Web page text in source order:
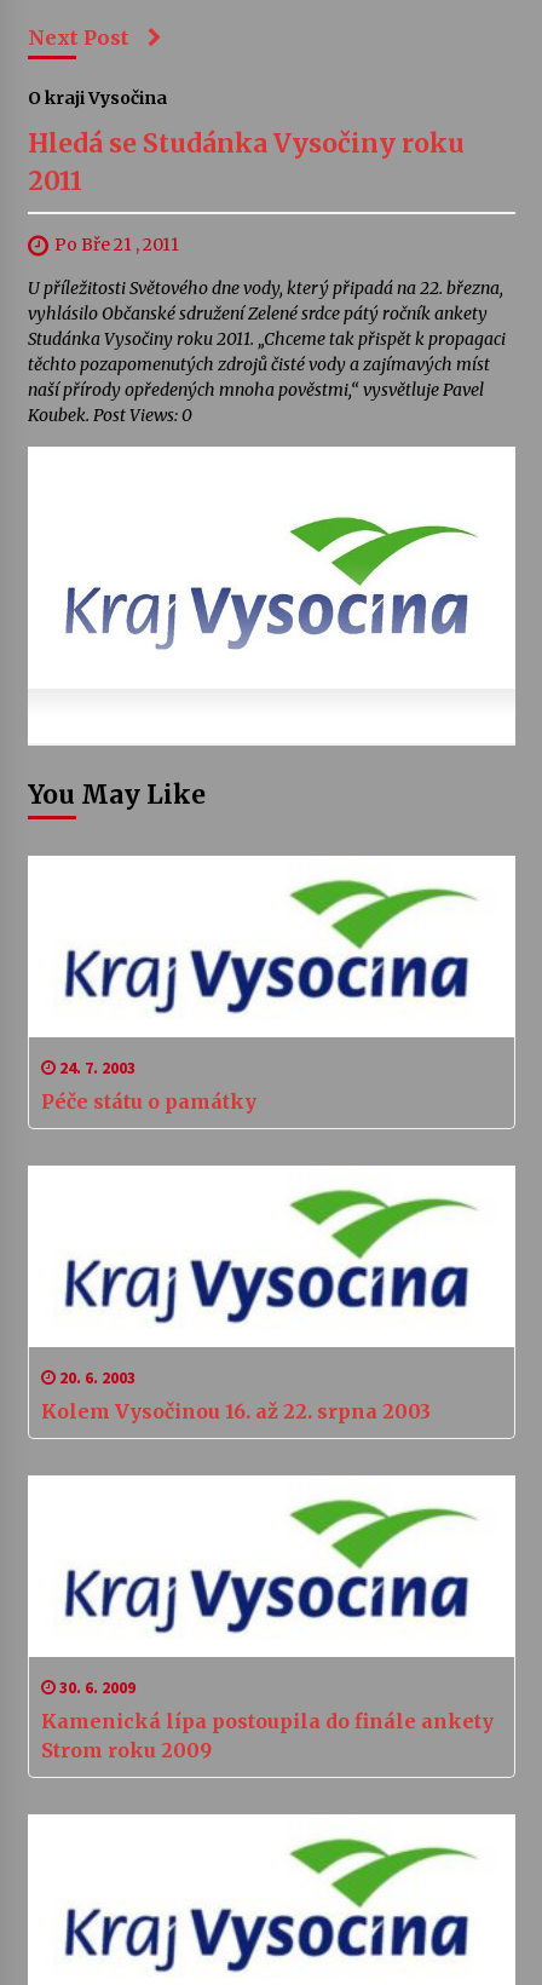
Next Post
O kraji Vysočina
Hledá se Studánka Vysočiny roku
2011
Po Bře 21 , 2011
U příležitosti Světového dne vody, který připadá na 22. března,
vyhlásilo Občanské sdružení Zelené srdce pátý ročník ankety
Studánka Vysočiny roku 2011. „Chceme tak přispět k propagaci
těchto pozapomenutých zdrojů čisté vody a zajímavých míst
naší přírody opředených mnoha pověstmi,“ vysvětluje Pavel
Koubek. Post Views: 0
You May Like
24. 7. 2003
Péče státu o památky
20. 6. 2003
Kolem Vysočinou 16. až 22. srpna 2003
30. 6. 2009
Kamenická lípa postoupila do finále ankety
Strom roku 2009